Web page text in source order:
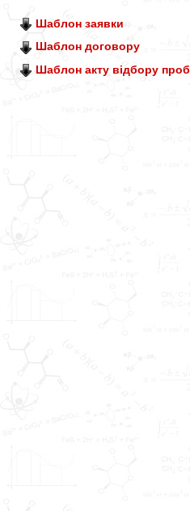
Шаблон заявки
Шаблон договору
Шаблон акту відбору проб